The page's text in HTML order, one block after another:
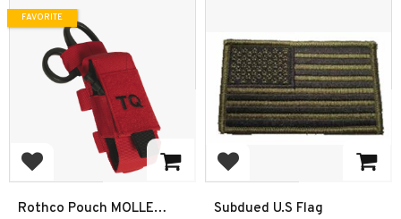
Add to favorites
Rothco Pouch MOLLE
FAVORITE
Add to favorites
Subdued U.S Flag